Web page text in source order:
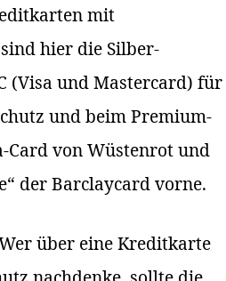
mit
hier die Silber-
(Visa und Mastercard) für
und beim Premium-
Card von Wüstenrot und
der Barclaycard vorne.
über eine Kreditkarte